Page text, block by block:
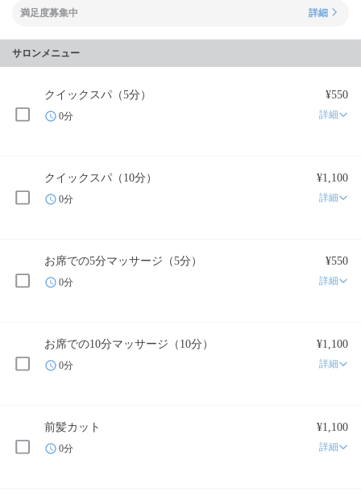
満足度募集中 詳細
サロンメニュー
クイックスパ（5分） ¥550
0分 詳細
クイックスパ（10分） ¥1,100
0分 詳細
お席での5分マッサージ（5分） ¥550
0分 詳細
お席での10分マッサージ（10分） ¥1,100
0分 詳細
前髪カット ¥1,100
0分 詳細